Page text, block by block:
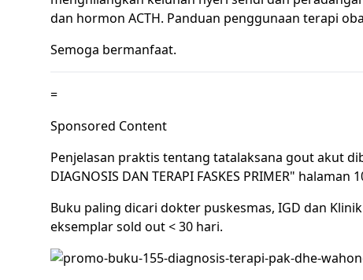
dan hormon ACTH. Panduan penggunaan terapi
Semoga bermanfaat.
=
Sponsored Content
Penjelasan praktis tentang tatalaksana gout akut
DIAGNOSIS DAN TERAPI FASKES PRIMER" halaman
Buku paling dicari dokter puskesmas, IGD dan
eksemplar sold out < 30 hari.